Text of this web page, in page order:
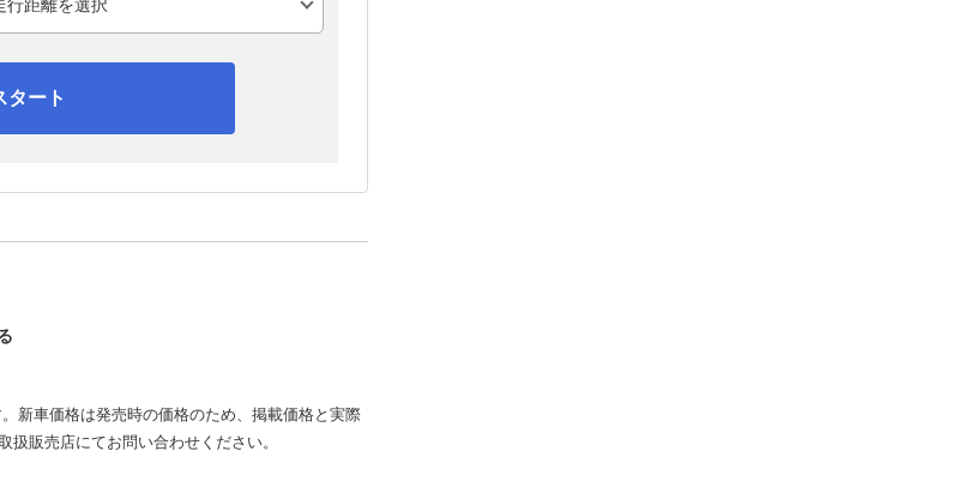
タート
新車価格は発売時の価格のため、掲載価格と実際
販売店にてお問い合わせください。